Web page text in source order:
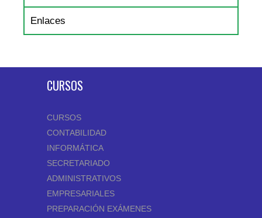
Enlaces
CURSOS
CURSOS
CONTABILIDAD
INFORMÁTICA
SECRETARIADO
ADMINISTRATIVOS
EMPRESARIALES
PREPARACIÓN EXÁMENES